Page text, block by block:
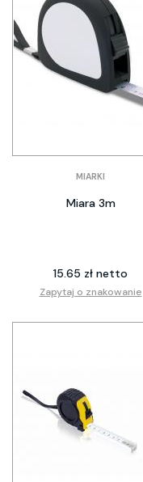
MIARKI
Miara 3m
15.65 zł netto
Zapytaj o znakowanie